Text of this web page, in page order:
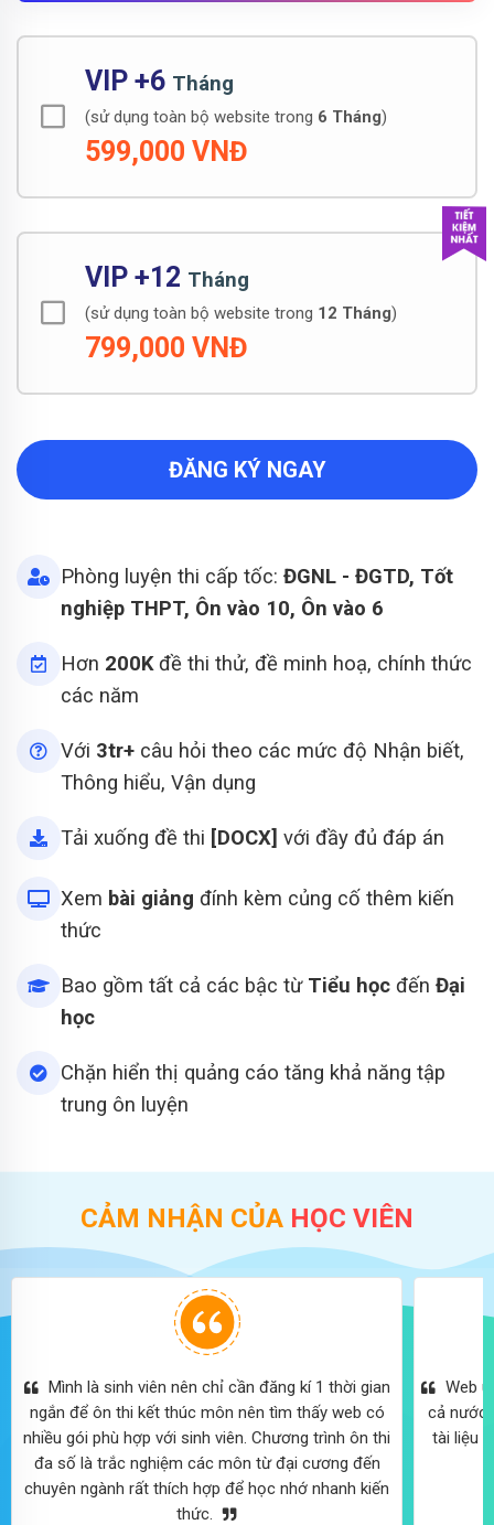
ĐĂNG KÝ NGAY
VIP +6 Tháng
(sử dụng toàn bộ website trong 6 Tháng)
599,000 VNĐ
VIP +12 Tháng
(sử dụng toàn bộ website trong 12 Tháng)
799,000 VNĐ
Phòng luyện thi cấp tốc: ĐGNL - ĐGTD, Tốt
nghiệp THPT, Ôn vào 10, Ôn vào 6
Hơn 200Kđề thi thử, đề minh hoạ, chính thức
các năm
Với 3tr+ câu hỏi theo các mức độ Nhận biết,
Thông hiểu, Vận dụng
Tải xuống đề thi [DOCX] với đầy đủ đáp án
Xem bài giảng đính kèm củng cố thêm kiến
thức
Bao gồm tất cả các bậc từ Tiểu học đến Đại
học
Chặn hiển thị quảng cáo tăng khả năng tập
trung ôn luyện
CẢM NHẬN CỦA HỌC VIÊN
ngắn để ôn thi kết thúc môn nên tìm thấy web có
nhiều gói phù hợp với sinh viên. Chương trình ôn thi
đa số là trắc nghiệm các môn từ đại cương đến
chuyên ngành rất thích hợp để học nhớ nhanh kiến
thức.
cả nước
tài liệu